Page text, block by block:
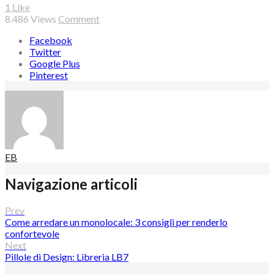
1 Like
8.486 Views Comment
Facebook
Twitter
Google Plus
Pinterest
EB
Navigazione articoli
Prev
Come arredare un monolocale: 3 consigli per renderlo
confortevole
Next
Pillole di Design: Libreria LB7